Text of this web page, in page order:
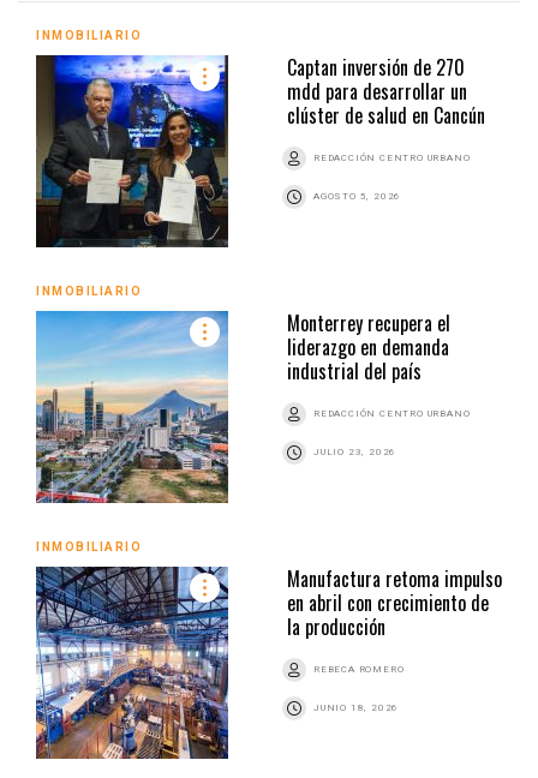
INMOBILIARIO
Captan inversión de 270
mdd para desarrollar un
clúster de salud en Cancún
REDACCIÓN CENTRO URBANO
AGOSTO 5, 2026
INMOBILIARIO
Monterrey recupera el
liderazgo en demanda
industrial del país
REDACCIÓN CENTRO URBANO
JULIO 23, 2026
INMOBILIARIO
Manufactura retoma impulso
en abril con crecimiento de
la producción
REBECA ROMERO
JUNIO 18, 2026